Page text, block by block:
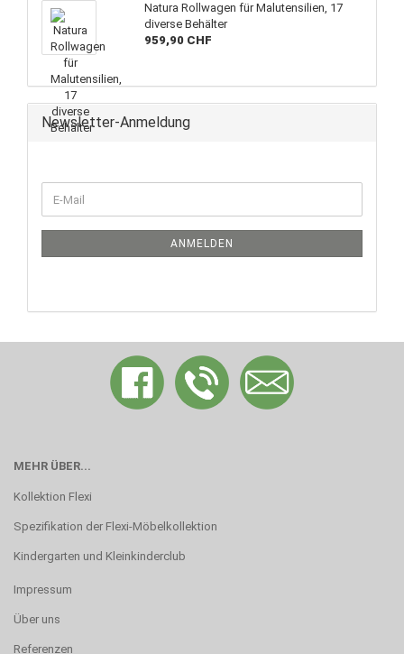
Natura Rollwagen für Malutensilien, 17
diverse Behälter
959,90 CHF
Newsletter-Anmeldung
ZUR
E-
Mail
ANMELDEN
MEHR ÜBER...
Kollektion Flexi
Spezifikation der Flexi-Möbelkollektion
Kindergarten und Kleinkinderclub
Impressum
Über uns
Referenzen